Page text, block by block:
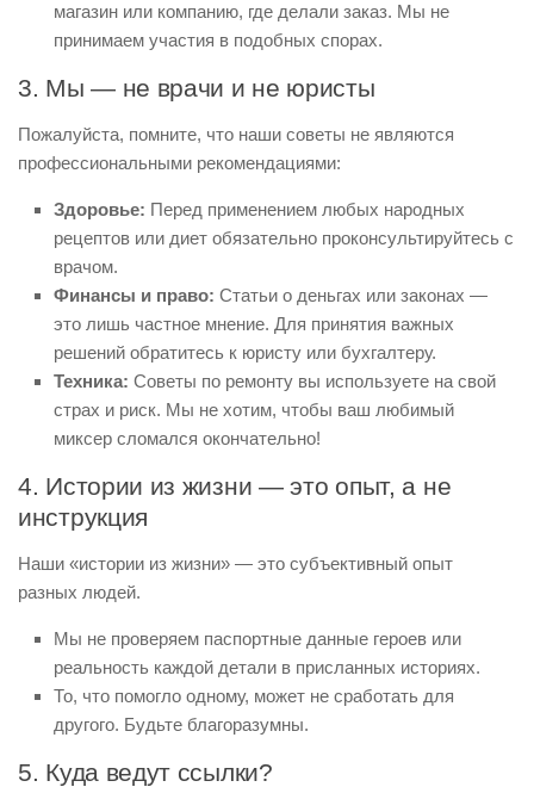
магазин или компанию, где делали заказ. Мы не
принимаем участия в подобных спорах.
3. Мы — не врачи и не юристы
Пожалуйста, помните, что наши советы не являются
профессиональными рекомендациями:
Здоровье: Перед применением любых народных
рецептов или диет обязательно проконсультируйтесь с
врачом.
Финансы и право: Статьи о деньгах или законах —
это лишь частное мнение. Для принятия важных
решений обратитесь к юристу или бухгалтеру.
Техника: Советы по ремонту вы используете на свой
страх и риск. Мы не хотим, чтобы ваш любимый
миксер сломался окончательно!
4. Истории из жизни — это опыт, а не
инструкция
Наши «истории из жизни» — это субъективный опыт
разных людей.
Мы не проверяем паспортные данные героев или
реальность каждой детали в присланных историях.
То, что помогло одному, может не сработать для
другого. Будьте благоразумны.
5. Куда ведут ссылки?